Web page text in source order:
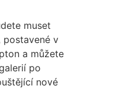
muset
postavené v
a můžete
po
nové